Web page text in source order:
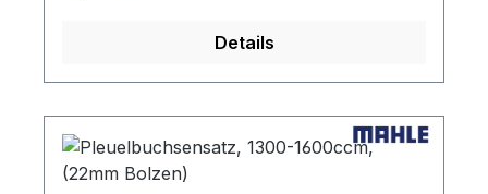
Details